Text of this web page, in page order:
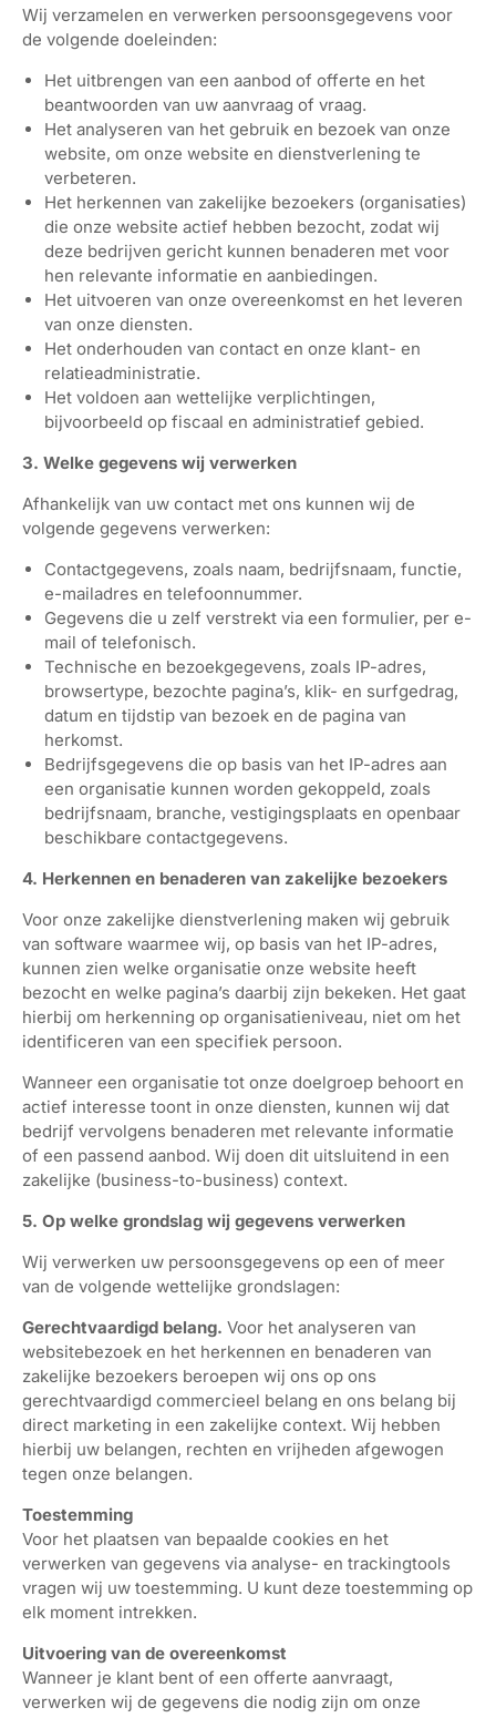
Wij verzamelen en verwerken persoonsgegevens voor
de volgende doeleinden:
Het uitbrengen van een aanbod of offerte en het
beantwoorden van uw aanvraag of vraag.
Het analyseren van het gebruik en bezoek van onze
website, om onze website en dienstverlening te
verbeteren.
Het herkennen van zakelijke bezoekers (organisaties)
die onze website actief hebben bezocht, zodat wij
deze bedrijven gericht kunnen benaderen met voor
hen relevante informatie en aanbiedingen.
Het uitvoeren van onze overeenkomst en het leveren
van onze diensten.
Het onderhouden van contact en onze klant- en
relatieadministratie.
Het voldoen aan wettelijke verplichtingen,
bijvoorbeeld op fiscaal en administratief gebied.
3. Welke gegevens wij verwerken
Afhankelijk van uw contact met ons kunnen wij de
volgende gegevens verwerken:
Contactgegevens, zoals naam, bedrijfsnaam, functie,
e-mailadres en telefoonnummer.
Gegevens die u zelf verstrekt via een formulier, per e-
mail of telefonisch.
Technische en bezoekgegevens, zoals IP-adres,
browsertype, bezochte pagina’s, klik- en surfgedrag,
datum en tijdstip van bezoek en de pagina van
herkomst.
Bedrijfsgegevens die op basis van het IP-adres aan
een organisatie kunnen worden gekoppeld, zoals
bedrijfsnaam, branche, vestigingsplaats en openbaar
beschikbare contactgegevens.
4. Herkennen en benaderen van zakelijke bezoekers
Voor onze zakelijke dienstverlening maken wij gebruik
van software waarmee wij, op basis van het IP-adres,
kunnen zien welke organisatie onze website heeft
bezocht en welke pagina’s daarbij zijn bekeken. Het gaat
hierbij om herkenning op organisatieniveau, niet om het
identificeren van een specifiek persoon.
Wanneer een organisatie tot onze doelgroep behoort en
actief interesse toont in onze diensten, kunnen wij dat
bedrijf vervolgens benaderen met relevante informatie
of een passend aanbod. Wij doen dit uitsluitend in een
zakelijke (business-to-business) context.
5. Op welke grondslag wij gegevens verwerken
Wij verwerken uw persoonsgegevens op een of meer
van de volgende wettelijke grondslagen:
Gerechtvaardigd belang. Voor het analyseren van
websitebezoek en het herkennen en benaderen van
zakelijke bezoekers beroepen wij ons op ons
gerechtvaardigd commercieel belang en ons belang bij
direct marketing in een zakelijke context. Wij hebben
hierbij uw belangen, rechten en vrijheden afgewogen
tegen onze belangen.
Toestemming
Voor het plaatsen van bepaalde cookies en het
verwerken van gegevens via analyse- en trackingtools
vragen wij uw toestemming. U kunt deze toestemming op
elk moment intrekken.
Uitvoering van de overeenkomst
Wanneer je klant bent of een offerte aanvraagt,
verwerken wij de gegevens die nodig zijn om onze